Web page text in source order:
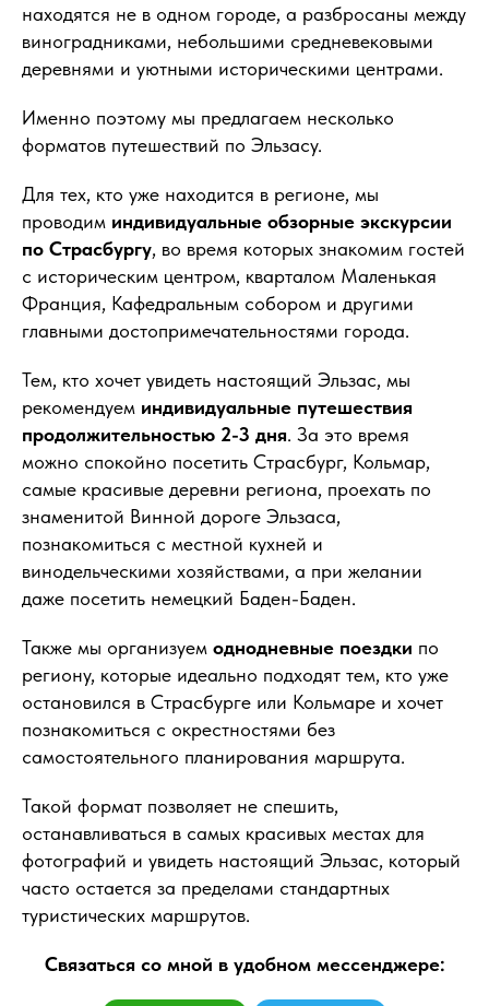
находятся не в одном городе, а разбросаны между
виноградниками, небольшими средневековыми
деревнями и уютными историческими центрами.
Именно поэтому мы предлагаем несколько
форматов путешествий по Эльзасу.
Для тех, кто уже находится в регионе, мы
проводим индивидуальные обзорные экскурсии
по Страсбургу, во время которых знакомим гостей
с историческим центром, кварталом Маленькая
Франция, Кафедральным собором и другими
главными достопримечательностями города.
Тем, кто хочет увидеть настоящий Эльзас, мы
рекомендуем индивидуальные путешествия
продолжительностью 2-3 дня. За это время
можно спокойно посетить Страсбург, Кольмар,
самые красивые деревни региона, проехать по
знаменитой Винной дороге Эльзаса,
познакомиться с местной кухней и
винодельческими хозяйствами, а при желании
даже посетить немецкий Баден-Баден.
Также мы организуем однодневные поездки по
региону, которые идеально подходят тем, кто уже
остановился в Страсбурге или Кольмаре и хочет
познакомиться с окрестностями без
самостоятельного планирования маршрута.
Такой формат позволяет не спешить,
останавливаться в самых красивых местах для
фотографий и увидеть настоящий Эльзас, который
часто остается за пределами стандартных
туристических маршрутов.
Связаться со мной в удобном мессенджере: